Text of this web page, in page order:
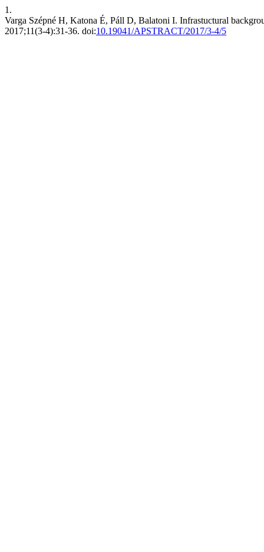
1.
Varga Szépné H, Katona É, Páll D, Balatoni I. Infrastuctural
2017;11(3-4):31-36. doi:10.19041/APSTRACT/2017/3-4/5